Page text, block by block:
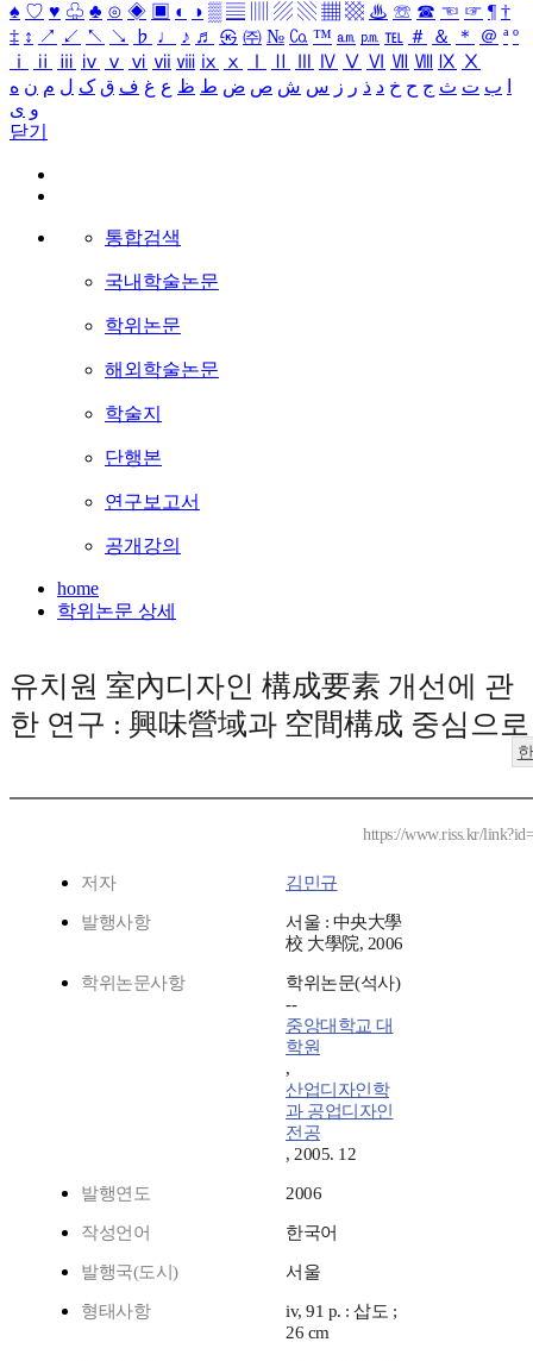
♠ ♡ ♥ ♧ ♣ ⊙ ◈ ▣ ◐ ◑ ▒ ▤ ▨ ▧ ▦ ▩ ♨ ☏ ☎ ☜ ☞ ¶ †
‡ ↕ ↗ ↙ ↖ ↘ ♭ ♩ ♪ ♬ ㉿ ㈜ № ㏇ ™ ㏂ ㏘ ℡ ＃ ＆ ＊ ＠ ª º
ⅰ
ⅱ ⅲ ⅳ ⅴ ⅵ ⅶ ⅷ ⅸ ⅹ Ⅳ Ⅴ Ⅵ Ⅶ Ⅷ Ⅸ Ⅹ
ب ت ث ج ح خ د ذ ر ز س ش ص ض ط ظ ع غ ف ق ک ل م ن ه
و ی
닫기
통합검색
국내학술논문
학위논문
해외학술논문
학술지
단행본
연구보고서
공개강의
home
학위논문 상세
유치원 室內디자인 構成要素 개선에 관
한 연구 : 興味營域과 空間構成 중심으로
https://www.riss.kr/
저자 김민규
발행사항
서울 : 中央大學
校 大學院, 2006
학위논문사항
학위논문(석사)
--
중앙대학교 대
학원
,
산업디자인학
과 공업디자인
전공
, 2005. 12
발행연도 2006
작성언어 한국어
발행국(도시) 서울
형태사항
iv, 91 p. : 삽도 ;
26 cm